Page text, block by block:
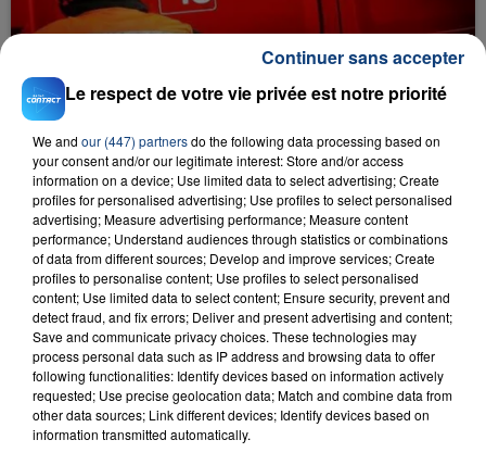
23 juillet 2026
INCENDIE MORTEL À LENS : UNE FEMME ET
SON BÉBÉ ENTRE LA VIE ET LA...
Un homme s'est immolé par le feu après avoir
aspergé sa compagne et leur bébé de trois mois
d'un liquide inflammable.
20 juillet 2026
UNE ADOLESCENTE DEVANT SE FAIRE
OPÉRER DE LA CHEVILLE RESSORT DE LA...
La famille a porté plainte contre la clinique qui a
Le respect de votre vie privée est notre priorité
We and our (447) partnersdo the following data processing based on
your consent and/or our legitimate interest: Store and/or access
information on a device; Use limited data to select advertising; Create
profiles for personalised advertising; Use profiles to select personalised
advertising; Measure advertising performance; Measure content
performance; Understand audiences through statistics or combinations
of data from different sources; Develop and improve services; Create
profiles to personalise content; Use profiles to select personalised
content; Use limited data to select content; Ensure security, prevent and
detect fraud, and fix errors; Deliver and present advertising and content;
Save and communicate privacy choices. These technologies may
process personal data such as IP address and browsing data to offer
following functionalities: Identify devices based on information actively
requested; Use precise geolocation data; Match and combine data from
other data sources; Link different devices; Identify devices based on
information transmitted automatically.
Continuer sans accepter